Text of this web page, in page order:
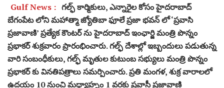
Gulf News : గల్ఫ్ కార్మికులు, ఎన్నారైల కోసం హైదరాబాద్
బేగంపేట లోని మహాత్మా జ్యోతిబా ఫూలే ప్రజా భవన్ లో ‘ప్రవాసి
ప్రజావాణి’ ప్రత్యేక కౌంటర్ ను హైదరాబాద్ ఇంఛార్జి మంత్రి పొన్నం
ప్రభాకర్ శుక్రవారం ప్రారంభించారు. గల్ఫ్ దేశాల్లో ఇబ్బందులు పడుతున్న
వారి సంబంధీకులు, గల్ఫ్ మృతుల కుటుంబ సభ్యులు మంత్రి పొన్నం
ప్రభాకర్ కు వినతిపత్రాలు సమర్పించారు. ప్రతి మంగళ, శుక్ర వారాలలో
ఉదయం 10 నుంచి మధ్యాహ్నం 1 వరకు ప్రవాసీ ప్రజావాణి